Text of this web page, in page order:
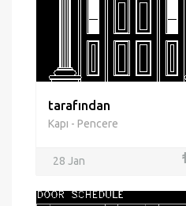
tarafından
Kapı - Pencere
28 Jan